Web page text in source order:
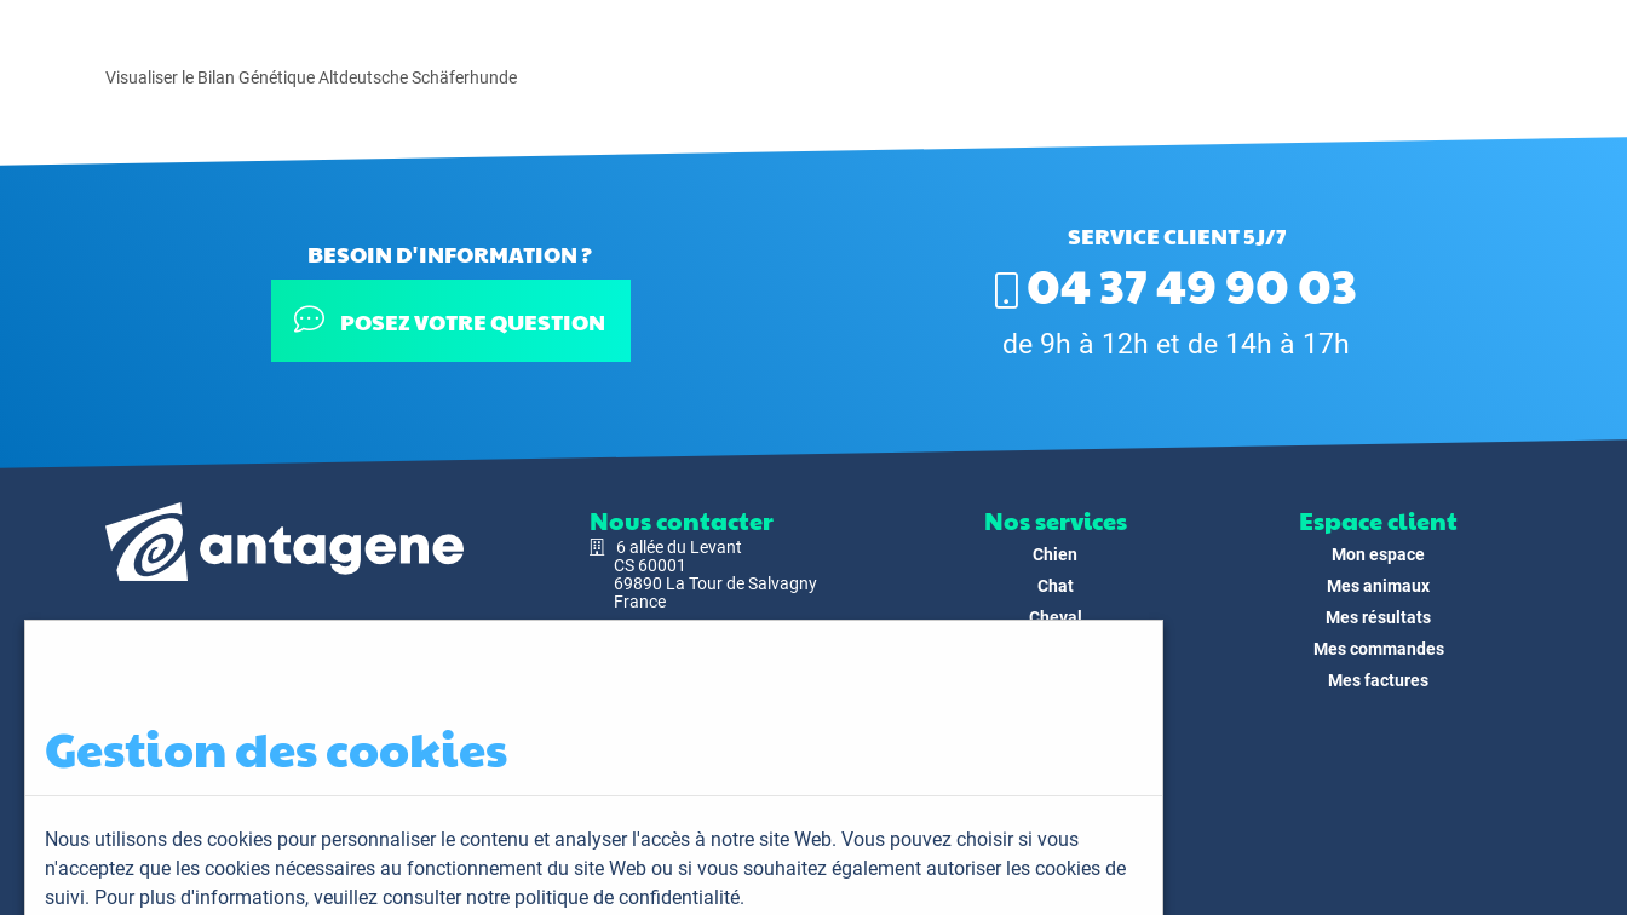
Visualiser le Bilan Génétique Altdeutsche Schäferhunde
BESOIN D'INFORMATION ?
POSEZ VOTRE QUESTION
SERVICE CLIENT 5J/7
04 37 49 90 03
de 9h à 12h et de 14h à 17h
Nous contacter
6 allée du Levant
CS 60001
69890 La Tour de Salvagny
France
Nos services
Chien
Chat
Cheval
FAQ
Contact
Espace client
Mon espace
Mes animaux
Mes résultats
Mes commandes
Mes factures
Gestion des cookies
Nous utilisons des cookies pour personnaliser le contenu et analyser l'accès à notre site Web. Vous pouvez choisir si vous
n'acceptez que les cookies nécessaires au fonctionnement du site Web ou si vous souhaitez également autoriser les cookies de
suivi. Pour plus d'informations, veuillez consulter notre politique de confidentialité.